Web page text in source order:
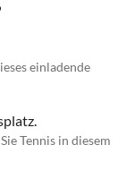
einladende
Tennis in diesem